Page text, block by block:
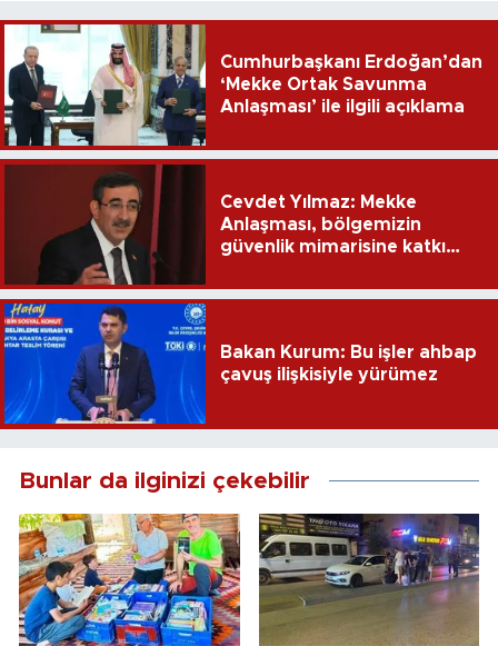
Cumhurbaşkanı Erdoğan’dan
‘Mekke Ortak Savunma
Anlaşması’ ile ilgili açıklama
Cevdet Yılmaz: Mekke
Anlaşması, bölgemizin
güvenlik mimarisine katkı
Bakan Kurum: Bu işler ahbap
çavuş ilişkisiyle yürümez
Bunlar da ilginizi çekebilir